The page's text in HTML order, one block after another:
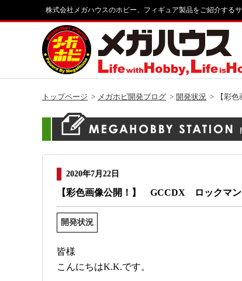
株式会社メガハウスのホビー、フィギュア製品をご紹介する
トップページ メガホビ開発ブログ 開発状況 【彩
2020年7月22日
【彩色画像公開！】 GCCDX ロックマ
開発状況
皆様
こんにちはK.K.です。